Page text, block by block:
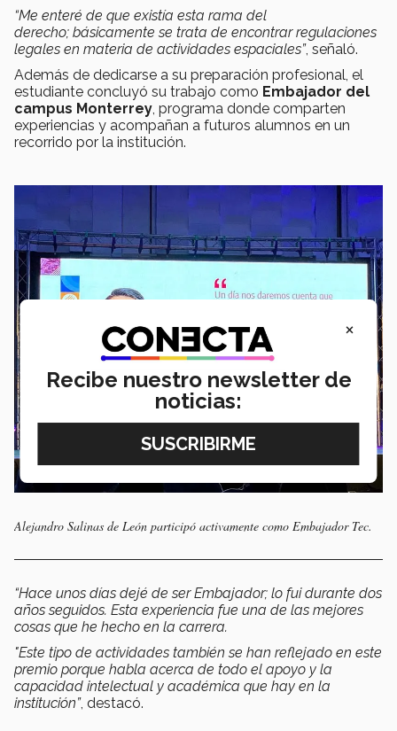
“Me enteré de que existía esta rama del
derecho; básicamente se trata de encontrar regulaciones
legales en materia de actividades espaciales”, señaló.
Además de dedicarse a su preparación profesional, el
estudiante concluyó su trabajo como Embajador del
campus Monterrey, programa donde comparten
experiencias y acompañan a futuros alumnos en un
recorrido por la institución.
Alejandro Salinas de León participó activamente como Embajador Tec.
“Hace unos días dejé de ser Embajador; lo fui durante dos
años seguidos. Esta experiencia fue una de las mejores
cosas que he hecho en la carrera.
"Este tipo de actividades también se han reflejado en este
premio porque habla acerca de todo el apoyo y la
capacidad intelectual y académica que hay en la
institución”, destacó.
×
Recibe nuestro newsletter de
noticias: